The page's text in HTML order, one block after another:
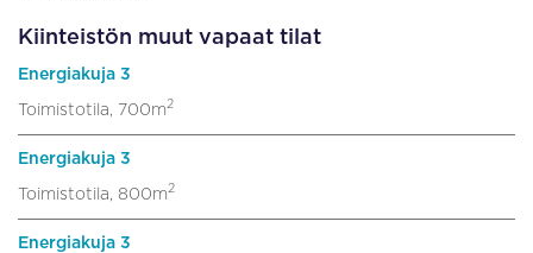
Kiinteistön muut vapaat tilat
Energiakuja 3
Toimistotila, 700m2
Energiakuja 3
Toimistotila, 800m2
Energiakuja 3